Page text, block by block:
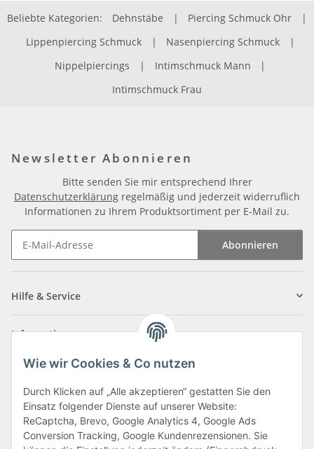
Wie wir Cookies & Co nutzen
Durch Klicken auf „Alle akzeptieren“ gestatten Sie den
Einsatz folgender Dienste auf unserer Website:
ReCaptcha, Brevo, Google Analytics 4, Google Ads
Conversion Tracking, Google Kundenrezensionen. Sie
Beliebte Kategorien: Dehnstäbe | Piercing Schmuck Ohr
|
Lippenpiercing Schmuck
| Nasenpiercing Schmuck
|
Nippelpiercings
| Intimschmuck Mann
|
Intimschmuck Frau
Newsletter Abonnieren
Bitte senden Sie mir entsprechend Ihrer
Datenschutzerklärung regelmäßig und jederzeit widerruflich
Informationen zu Ihrem Produktsortiment per E-Mail zu.
Abonnieren
Hilfe & Service
Informationen
Zahlungsarten